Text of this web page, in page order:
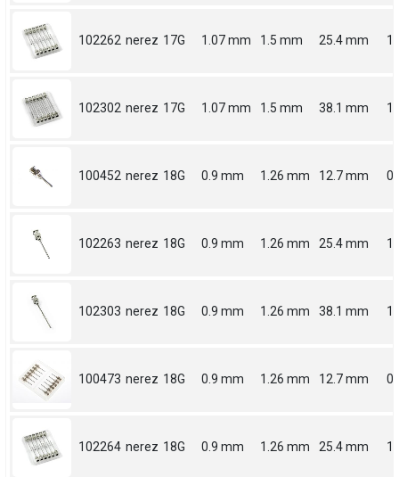
102262 nerez 17G 1.07 mm 1.5 mm 25.4 mm 1
102302 nerez 17G 1.07 mm 1.5 mm 38.1 mm
100452 nerez 18G 0.9 mm 1.26 mm 12.7 mm
102263 nerez 18G 0.9 mm 1.26 mm 25.4 mm 1
102303 nerez 18G 0.9 mm 1.26 mm 38.1 mm
100473 nerez 18G 0.9 mm 1.26 mm 12.7 mm
102264 nerez 18G 0.9 mm 1.26 mm 25.4 mm 1